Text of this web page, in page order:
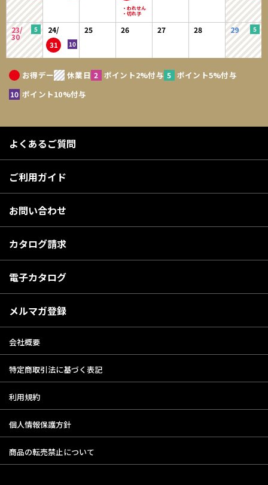
23/
30
24/
31
25 26 27 28 29
お得デー 休業日 ポイント2%付与
ポイント5%付与
ポイント10%付与
よくあるご質問
ご利用ガイド
お問い合わせ
カタログ請求
電子カタログ
メルマガ登録
会社概要
特定商取引法に基づく表記
利用規約
個人情報保護方針
商品の転売禁止について